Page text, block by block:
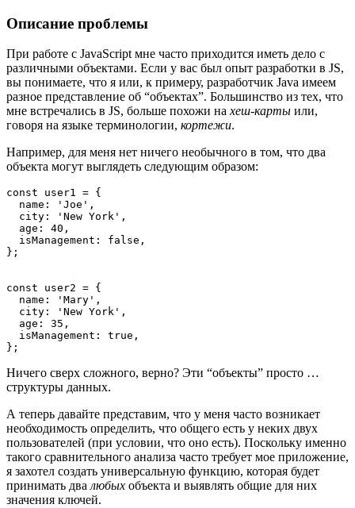
Описание проблемы
При работе с JavaScript мне часто приходится иметь дело с
различными объектами. Если у вас был опыт разработки в JS,
вы понимаете, что я или, к примеру, разработчик Java имеем
разное представление об “объектах”. Большинство из тех, что
мне встречались в JS, больше похожи на хеш-карты или,
говоря на языке терминологии, кортежи.
Например, для меня нет ничего необычного в том, что два
объекта могут выглядеть следующим образом:
const user1 = {
};
const user2 = {
};
Ничего сверх сложного, верно? Эти “объекты” просто …
структуры данных.
А теперь давайте представим, что у меня часто возникает
необходимость определить, что общего есть у неких двух
пользователей (при условии, что оно есть). Поскольку именно
такого сравнительного анализа часто требует мое приложение,
я захотел создать универсальную функцию, которая будет
принимать два любых объекта и выявлять общие для них
значения ключей.